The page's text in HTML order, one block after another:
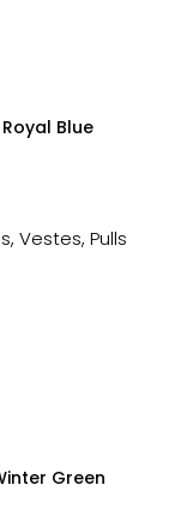
Blue
Vestes, Pulls
Green